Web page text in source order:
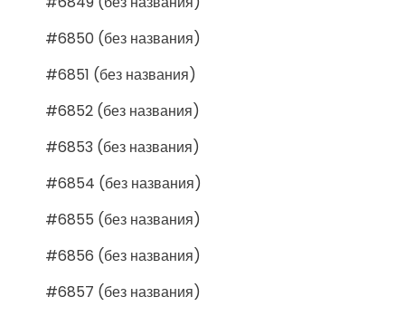
#6850 (без названия)
#6851 (без названия)
#6852 (без названия)
#6853 (без названия)
#6854 (без названия)
#6855 (без названия)
#6856 (без названия)
#6857 (без названия)